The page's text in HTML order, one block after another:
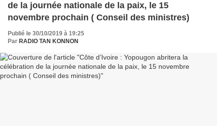
de la journée nationale de la paix, le 15
novembre prochain ( Conseil des ministres)
Publié le 30/10/2019 à 19:25
Par RADIO TAN KONNON